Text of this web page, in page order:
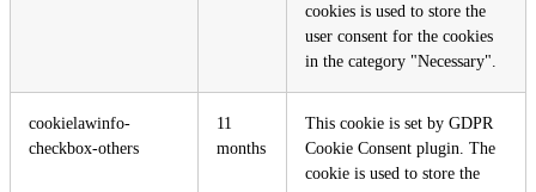
cookies is used to store the
user consent for the cookies
in the category "Necessary".
cookielawinfo-
checkbox-others
11
months
This cookie is set by GDPR
Cookie Consent plugin. The
cookie is used to store the